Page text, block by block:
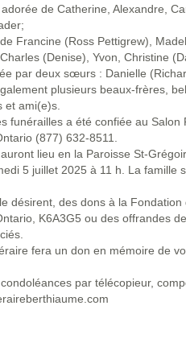
de Catherine, Alexandre,
Francine (Ross Pettigrew),
(Denise), Yvon, Christine
par deux sœurs : Danielle
plusieurs beaux-frères,
et ami(e)s.
funérailles a été confiée au
(877) 632-8511.
lieu en la Paroisse St-
5 juillet 2025 à 11 h. La
désirent, des dons à la Fondation
K6A3G5 ou des offrandes
fera un don en mémoire de
par télécopieur,